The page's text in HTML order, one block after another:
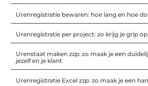
Urenregistratie bewaren: hoe lang en hoe
Urenregistratie per project: zo krijg je grip
Urenstaat maken zzp: zo maak je een
jezelf en je klant
Urenregistratie Excel zzp: zo maak je een